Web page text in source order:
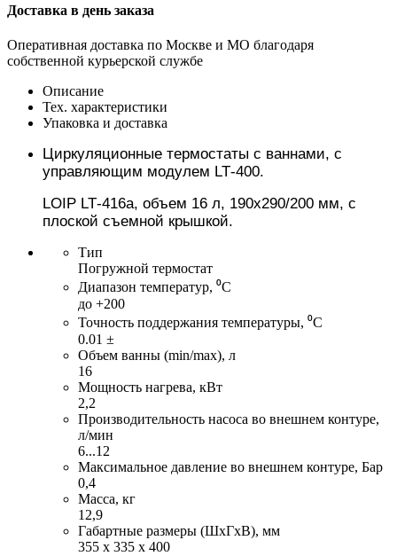
Доставка в день заказа
Оперативная доставка по Москве и МО благодаря
собственной курьерской службе
Описание
Тех. характеристики
Упаковка и доставка
Циркуляционные термостаты с ваннами, с
управляющим модулем LT-400.
LOIP LT-416a, объем 16 л, 190х290/200 мм, с
плоской съемной крышкой.
Тип
Погружной термостат
Диапазон температур, ⁰С
до +200
Точность поддержания температуры, ⁰С
0.01 ±
Объем ванны (min/max), л
16
Мощность нагрева, кВт
2,2
Производительность насоса во внешнем контуре,
л/мин
6...12
Максимальное давление во внешнем контуре, Бар
0,4
Масса, кг
12,9
Габартные размеры (ШхГхВ), мм
355 х 335 х 400